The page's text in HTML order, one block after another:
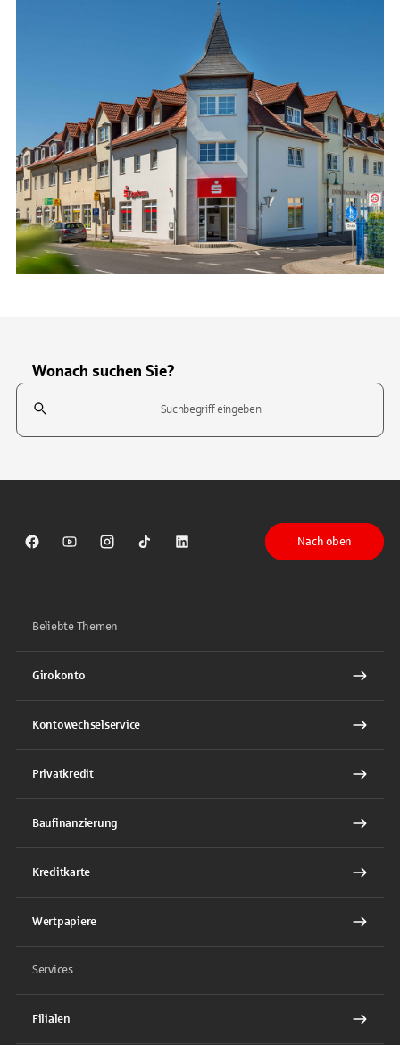
Wonach suchen Sie?
Suchfeld
Sparkasse auf Facebook
Sparkasse auf Youtube
Sparkasse auf Instagram
Sparkasse auf TikTok
Sparkasse auf LinkedIn
Nach oben
Beliebte Themen
Girokonto
Kontowechselservice
Privatkredit
Baufinanzierung
Kreditkarte
Wertpapiere
Services
Filialen